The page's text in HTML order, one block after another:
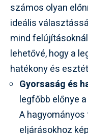
számos olyan
ideális
mind
lehetővé, hogy a
hatékony és
Gyorsaság és
legfőbb előnye a
A
eljárásokhoz